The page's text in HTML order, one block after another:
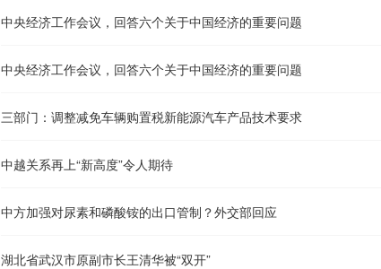
中央经济工作会议，回答六个关于中国经济的重要问题
中央经济工作会议，回答六个关于中国经济的重要问题
三部门：调整减免车辆购置税新能源汽车产品技术要求
中越关系再上“新高度”令人期待
中方加强对尿素和磷酸铵的出口管制？外交部回应
湖北省武汉市原副市长王清华被“双开”